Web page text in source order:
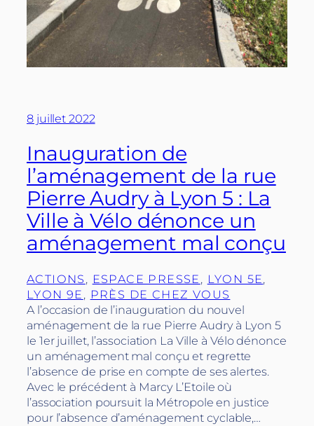
8 juillet 2022
Inauguration de
l’aménagement de la rue
Pierre Audry à Lyon 5 : La
Ville à Vélo dénonce un
aménagement mal conçu
ACTIONS , ESPACE PRESSE , LYON 5E
LYON 9E , PRÈS DE CHEZ VOUS
A l’occasion de l’inauguration du nouvel
aménagement de la rue Pierre Audry à Lyon 5
le 1er juillet, l’association La Ville à Vélo dénonce
un aménagement mal conçu et regrette
l’absence de prise en compte de ses alertes.
Avec le précédent à Marcy L’Etoile où
l’association poursuit la Métropole en justice
pour l’absence d’aménagement cyclable,…